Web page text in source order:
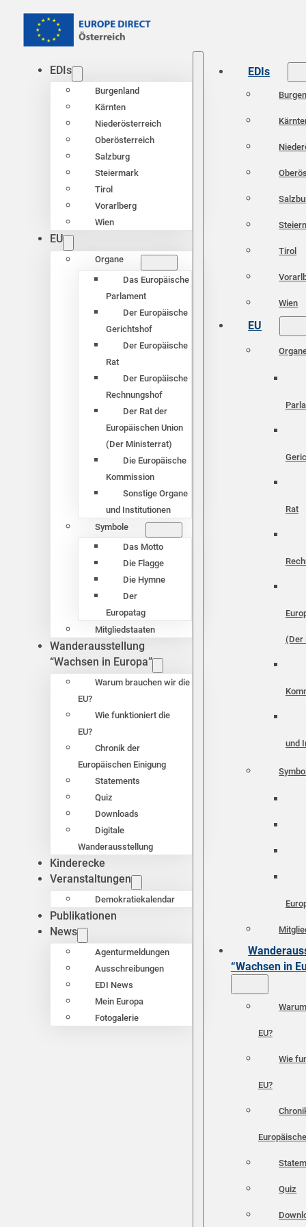
EDIs
Burgenland
Kärnten
Niederösterreich
Oberösterreich
Salzburg
Steiermark
Tirol
Vorarlberg
Wien
EU
Organe
Das Europäische
Parlament
Der Europäische
Gerichtshof
Der Europäische
Rat
Der Europäische
Rechnungshof
Der Rat der
Europäischen Union
(Der Ministerrat)
Die Europäische
Kommission
Sonstige Organe
und Institutionen
Symbole
Das Motto
Die Flagge
Die Hymne
Der
Europatag
Mitgliedstaaten
Wanderausstellung
“Wachsen in Europa”
Warum brauchen wir die
EU?
Wie funktioniert die
EU?
Chronik der
Europäischen Einigung
Statements
Quiz
Downloads
Digitale
Wanderausstellung
Kinderecke
Veranstaltungen
Demokratiekalendar
Publikationen
News
Agenturmeldungen
Ausschreibungen
EDI News
Mein Europa
Fotogalerie
EDIs
Tirol
Wien
EU
Rat
(Der
und
“Wachsen in
EU?
Wie
EU?
Quiz